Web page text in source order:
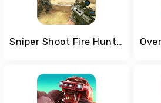
Sniper Shoot Fire Hunter